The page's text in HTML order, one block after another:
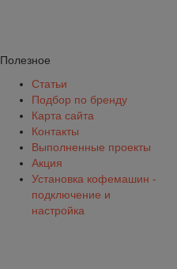
Полезное
Статьи
Подбор по бренду
Карта сайта
Контакты
Выполненные проекты
Акция
Установка кофемашин -
подключение и
настройка